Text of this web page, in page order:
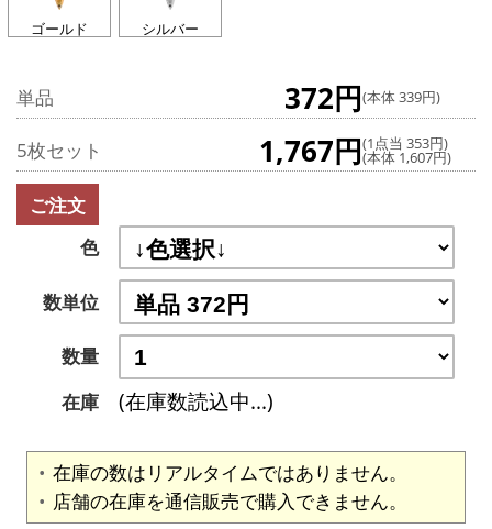
ゴールド シルバー
単品 372円(本体 339円)
5枚セット 1,767円(1点当 353円)
(本体 1,607円)
ご注文
色
数単位
数量
在庫
(在庫数読込中...)
在庫の数はリアルタイムではありません。
店舗の在庫を通信販売で購入できません。